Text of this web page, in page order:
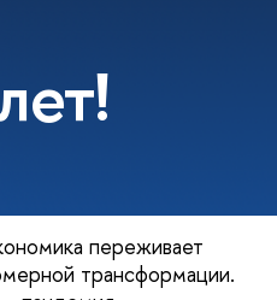
переживает
трансформации.